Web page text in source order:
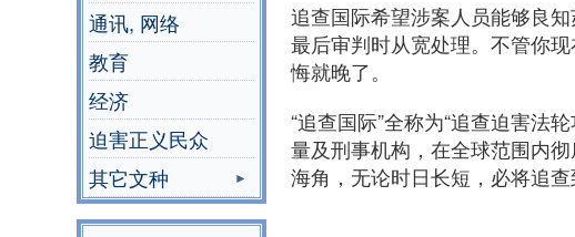
通讯, 网络
教育
经济
迫害正义民众
其它文种
追查国际希望涉案人员能够良
最后审判时从宽处理。不管你
悔就晚了。
“追查国际”全称为“追查迫害法
量及刑事机构，在全球范围内
海角，无论时日长短，必将追